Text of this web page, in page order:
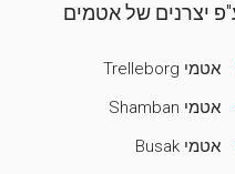
יצרנים של אטמים
אטמי Trelleborg
אטמי Shamban
אטמי Busak